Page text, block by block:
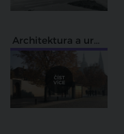
Architektura a urbanismus